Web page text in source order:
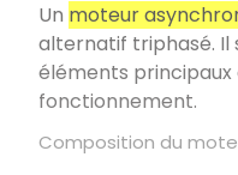
Un moteur
alternatif triphasé. Il
éléments
fonctionnement.
Composition du